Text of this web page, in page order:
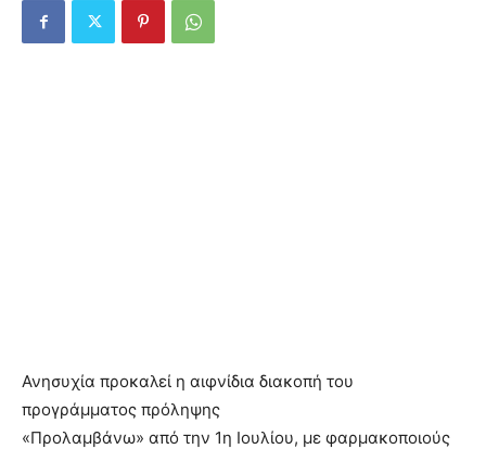
Ανησυχία προκαλεί η αιφνίδια διακοπή του
προγράμματος πρόληψης
«Προλαμβάνω» από την 1η Ιουλίου, με φαρμακοποιούς